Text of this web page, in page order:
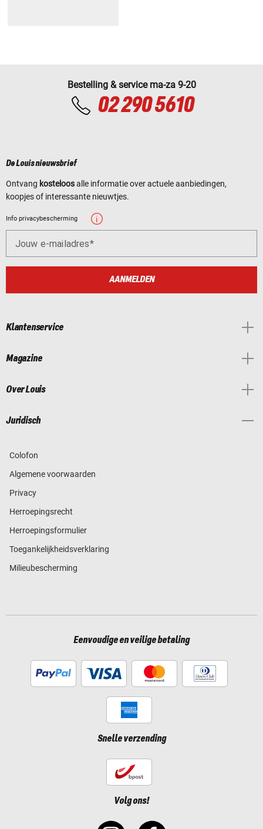
Bestelling & service ma-za 9-20
02 290 5610
De Louis nieuwsbrief
Ontvang kosteloosalle informatie over actuele aanbiedingen,
koopjes of interessante nieuwtjes.
Info privacybescherming
Jouw e-mailadres
AANMELDEN
Klantenservice
Magazine
Over Louis
Juridisch
Colofon
Algemene voorwaarden
Privacy
Herroepingsrecht
Herroepingsformulier
Toegankelijkheidsverklaring
Milieubescherming
Eenvoudige en veilige betaling
Snelle verzending
Volg ons!